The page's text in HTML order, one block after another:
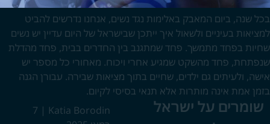
בכל שנה, ביום המאבק באלימות נגד נשים, אנחנו נדרשים להביט
למציאות בעיניים ולשאול איך ייתכן שבישראל של היום עדיין יש נשים
שחיות בפחד מתמשך. פחד שמתגנב בין החדרים בבית, פחד מהדלת
שנפתחת, פחד מהשקט שמגיע אחרי ויכוח. מאחורי כל מספר יש
אישה, ולעיתים גם ילדים, שחיים בתוך מציאות שבירה. עבורן הגנה
בזמן אמת אינה מותרות אלא תנאי בסיסי לקיום.
שומרים על ישראל
Katia Borodin
|
7